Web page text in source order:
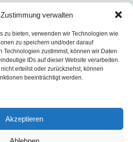
verwalten
zu bieten, verwenden wir Technologien wie
zu speichern und/oder darauf
Technologien zustimmst, können wir Daten
IDs auf dieser Website verarbeiten.
erteilst oder zurückziehst, können
beeinträchtigt werden.
Akzeptieren